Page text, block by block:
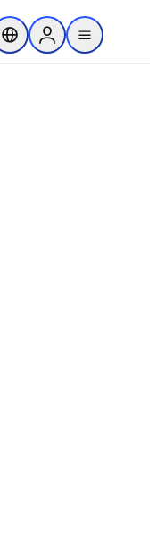
Selector de ubicación
Sign in to products
menu